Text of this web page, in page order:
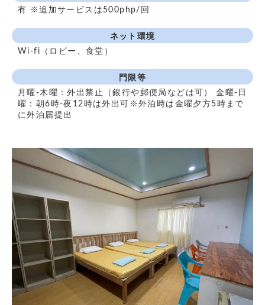
有 ※追加サービスは500php/回
ネット環境
Wi-fi（ロビー、食堂）
門限等
月曜-木曜：外出禁止（銀行や郵便局などは可） 金曜-日
曜：朝6時-夜12時は外出可※外泊時は金曜夕方5時まで
に外泊届提出